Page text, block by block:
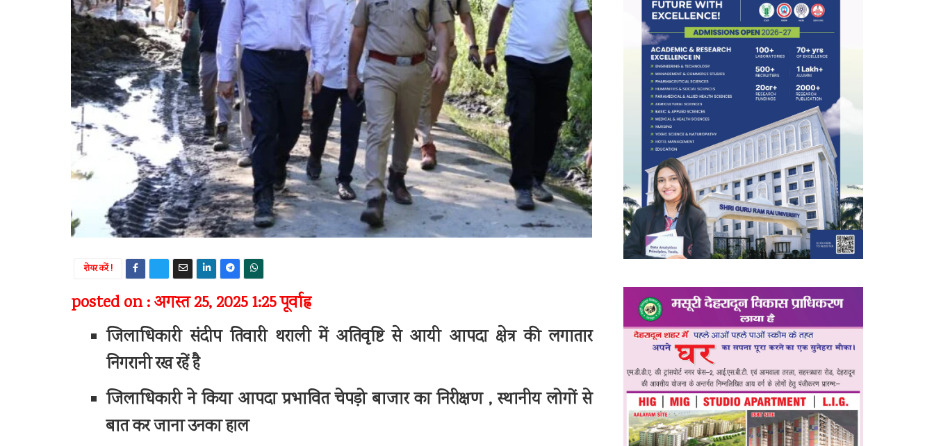
शेयर करें !
posted on : अगस्त 25, 2025 1:25 पूर्वाह्न
जिलाधिकारी संदीप तिवारी थराली में अतिवृष्टि से आयी आपदा क्षेत्र की लगातार
निगरानी रख रहें है
जिलाधिकारी ने किया आपदा प्रभावित चेपड़ो बाजार का निरीक्षण , स्थानीय लोगों से
बात कर जाना उनका हाल